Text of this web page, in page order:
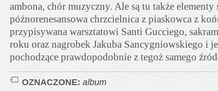
ambona, chór muzyczny. Ale są tu także elementy
późnorenesansowa chrzcielnica z piaskowca z
przypisywana warsztatowi Santi Gucciego,
roku oraz nagrobek Jakuba Sancygniowskiego i
pochodzące prawdopodobnie z tegoż samego
OZNACZONE: album